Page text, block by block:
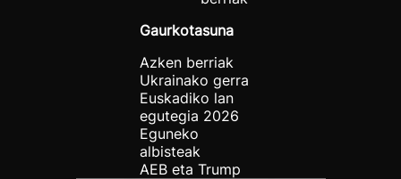
Gaurkotasuna
Azken berriak
Ukrainako gerra
Euskadiko lan
egutegia 2026
Eguneko
albisteak
AEB eta Trump